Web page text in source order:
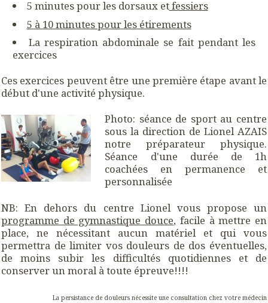
5 minutes pour les dorsaux etfessiers
5 à 10 minutes pour les étirements
La respiration abdominale se fait pendant les
exercices
Ces exercices peuvent être une première étape avant le
début d'une activité physique.
Photo: séance de sport au centre
sous la direction de Lionel AZAIS
notre préparateur physique.
Séance d'une durée de 1h
coachées en permanence et
personnalisée
NB: En dehors du centre Lionel vous propose un
programme de gymnastique douce, facile à mettre en
place, ne nécessitant aucun matériel et qui vous
permettra de limiter vos douleurs de dos éventuelles,
de moins subir les difficultés quotidiennes et de
conserver un moral à toute épreuve!!!!
La persistance de douleurs nécessite une consultation chez votre médecin